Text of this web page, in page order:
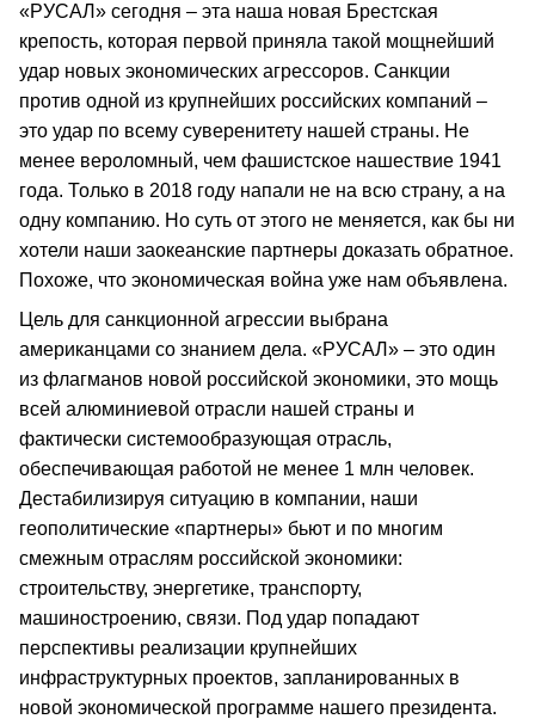
«РУСАЛ» сегодня – эта наша новая Брестская
крепость, которая первой приняла такой мощнейший
удар новых экономических агрессоров. Санкции
против одной из крупнейших российских компаний –
это удар по всему суверенитету нашей страны. Не
менее вероломный, чем фашистское нашествие 1941
года. Только в 2018 году напали не на всю страну, а на
одну компанию. Но суть от этого не меняется, как бы ни
хотели наши заокеанские партнеры доказать обратное.
Похоже, что экономическая война уже нам объявлена.
Цель для санкционной агрессии выбрана
американцами со знанием дела. «РУСАЛ» – это один
из флагманов новой российской экономики, это мощь
всей алюминиевой отрасли нашей страны и
фактически системообразующая отрасль,
обеспечивающая работой не менее 1 млн человек.
Дестабилизируя ситуацию в компании, наши
геополитические «партнеры» бьют и по многим
смежным отраслям российской экономики:
строительству, энергетике, транспорту,
машиностроению, связи. Под удар попадают
перспективы реализации крупнейших
инфраструктурных проектов, запланированных в
новой экономической программе нашего президента.